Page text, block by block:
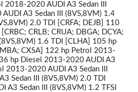
2020 AUDI A3 Sedan III
A3 Sedan III (8VS,8VM) 1.4
2.0 TDI [CRFA; DEJB] 110
CRLB; CRUA; DBGA; DCYA;
1.6 TDI [CLHA] 105 hp
CXSA] 122 hp Petrol 2013-
hp Diesel 2013-2020 AUDI A3
2013-2020 AUDI A3 Sedan III
Sedan III (8VS,8VM) 2.0 TDI
Sedan III (8VS,8VM) 1.2 TFSI